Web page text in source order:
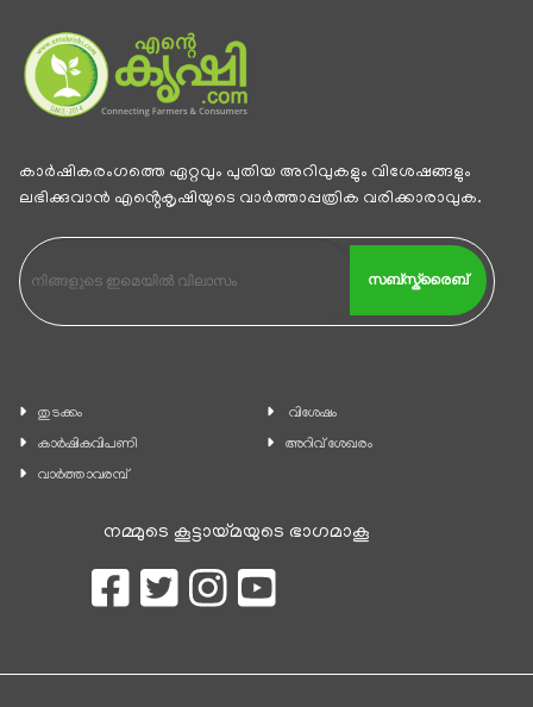
കാര്‍ഷികരംഗത്തെ ഏറ്റവും പുതിയ അറിവുകളും വിശേഷങ്ങളും
ലഭിക്കുവാന്‍ എൻ്റെകൃഷിയുടെ വാര്‍ത്താപ്പത്രിക വരിക്കാരാവുക.
സബ്സ്ക്രൈബ്
തുടക്കം
കാ‍ർഷികവിപണി
വാര്‍ത്താവരമ്പ്
വിശേഷം
അറിവ് ശേഖരം
നമ്മുടെ കൂട്ടായ്മയുടെ ഭാഗമാകൂ